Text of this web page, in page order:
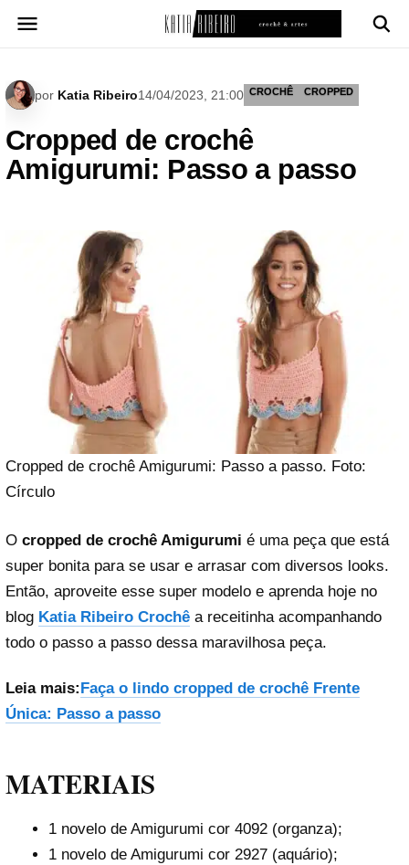
para
por Katia Ribeiro14/04/2023, 21:00 CROCHÊ CROPPED
Cropped de crochê
Amigurumi: Passo a passo
Cropped de crochê Amigurumi: Passo a passo. Foto:
Círculo
O cropped de crochê Amigurumi é uma peça que está
super bonita para se usar e arrasar com diversos looks.
Então, aproveite esse super modelo e aprenda hoje no
blog Katia Ribeiro Crochê a receitinha acompanhando
todo o passo a passo dessa maravilhosa peça.
Leia mais:Faça o lindo cropped de crochê Frente
Única: Passo a passo
MATERIAIS
1 novelo de Amigurumi cor 4092 (organza);
1 novelo de Amigurumi cor 2927 (aquário);